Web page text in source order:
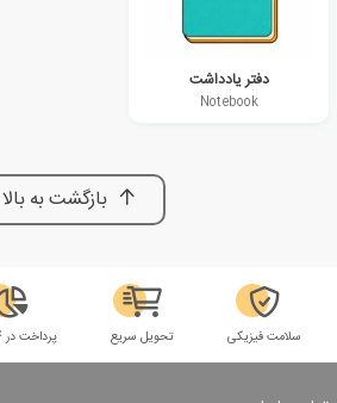
دفتر یادداشت
Notebook
بازگشت به بالا
سلامت فیزیکی تحویل سریع پرداخت در 4 قسط